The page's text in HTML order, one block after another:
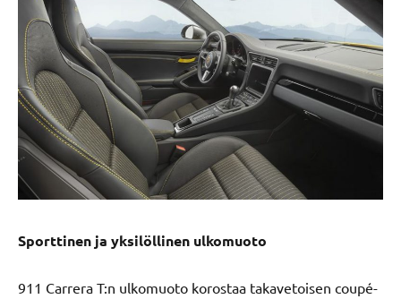
Sporttinen ja yksilöllinen ulkomuoto
911 Carrera T:n ulkomuoto korostaa takavetoisen coupé-